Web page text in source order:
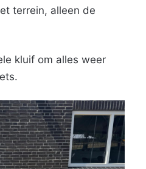
terrein, alleen de
kluif om alles weer